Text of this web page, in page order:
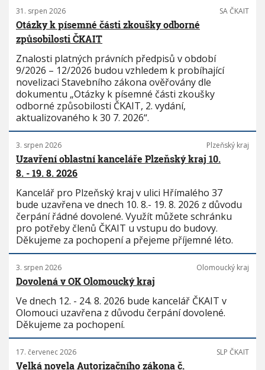
31. srpen 2026 SA ČKAIT
Otázky k písemné části zkoušky odborné
způsobilosti ČKAIT
Znalosti platných právních předpisů v období
9/2026 – 12/2026 budou vzhledem k probíhající
novelizaci Stavebního zákona ověřovány dle
dokumentu „Otázky k písemné části zkoušky
odborné způsobilosti ČKAIT, 2. vydání,
aktualizovaného k 30 7. 2026“.
3. srpen 2026 Plzeňský kraj
Uzavření oblastní kanceláře Plzeňský kraj 10.
8. - 19. 8. 2026
Kancelář pro Plzeňský kraj v ulici Hřímalého 37
bude uzavřena ve dnech 10. 8.- 19. 8. 2026 z důvodu
čerpání řádné dovolené. Využít můžete schránku
pro potřeby členů ČKAIT u vstupu do budovy.
Děkujeme za pochopení a přejeme příjemné léto.
3. srpen 2026 Olomoucký kraj
Dovolená v OK Olomoucký kraj
Ve dnech 12. - 24. 8. 2026 bude kancelář ČKAIT v
Olomouci uzavřena z důvodu čerpání dovolené.
Děkujeme za pochopení.
17. červenec 2026 SLP ČKAIT
Velká novela Autorizačního zákona č.